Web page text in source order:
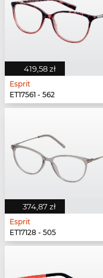
419,58 zł
Esprit
ET17561 - 562
374,87 zł
Esprit
ET17128 - 505